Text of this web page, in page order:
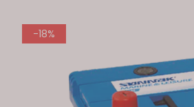
-18%